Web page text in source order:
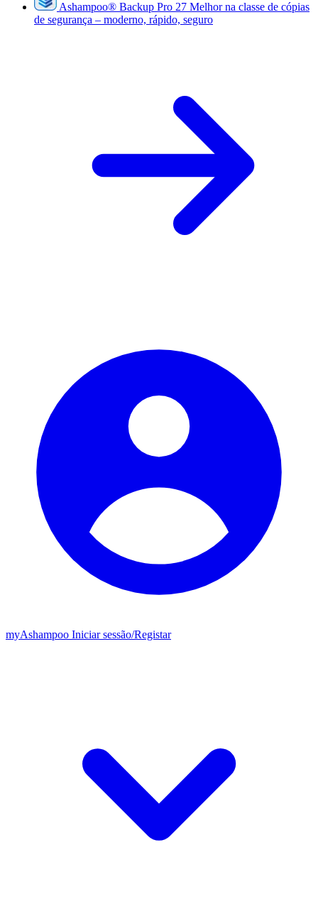
Ashampoo® Backup Pro 27 Melhor na classe de cópias
de segurança – moderno, rápido, seguro
myAshampoo Iniciar sessão/Registar